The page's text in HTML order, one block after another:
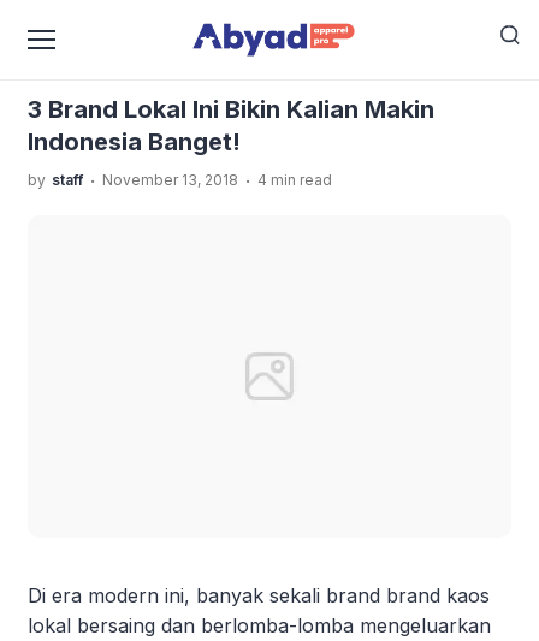
›3 Brand Lokal Ini Bikin Kalian
3 Brand Lokal Ini Bikin Kalian Makin
Indonesia Banget!
by staff . November 13, 2018 . 4 min read
Di era modern ini, banyak sekali brand brand kaos
lokal bersaing dan berlomba-lomba mengeluarkan